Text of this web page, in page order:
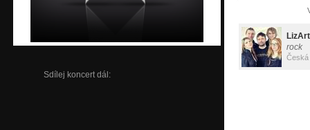
Sdílej koncert dál:
LizArt
rock
Česká